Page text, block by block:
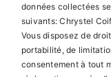
données collectées
suivants: Chrystel
Vous disposez de
portabilité, de
consentement à tout